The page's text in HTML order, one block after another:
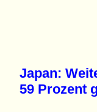
Japan:
59 Prozent